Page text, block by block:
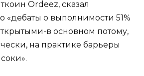
Ordeez, сказал
«дебаты о выполнимости 51%
в основном потому,
на практике барьеры